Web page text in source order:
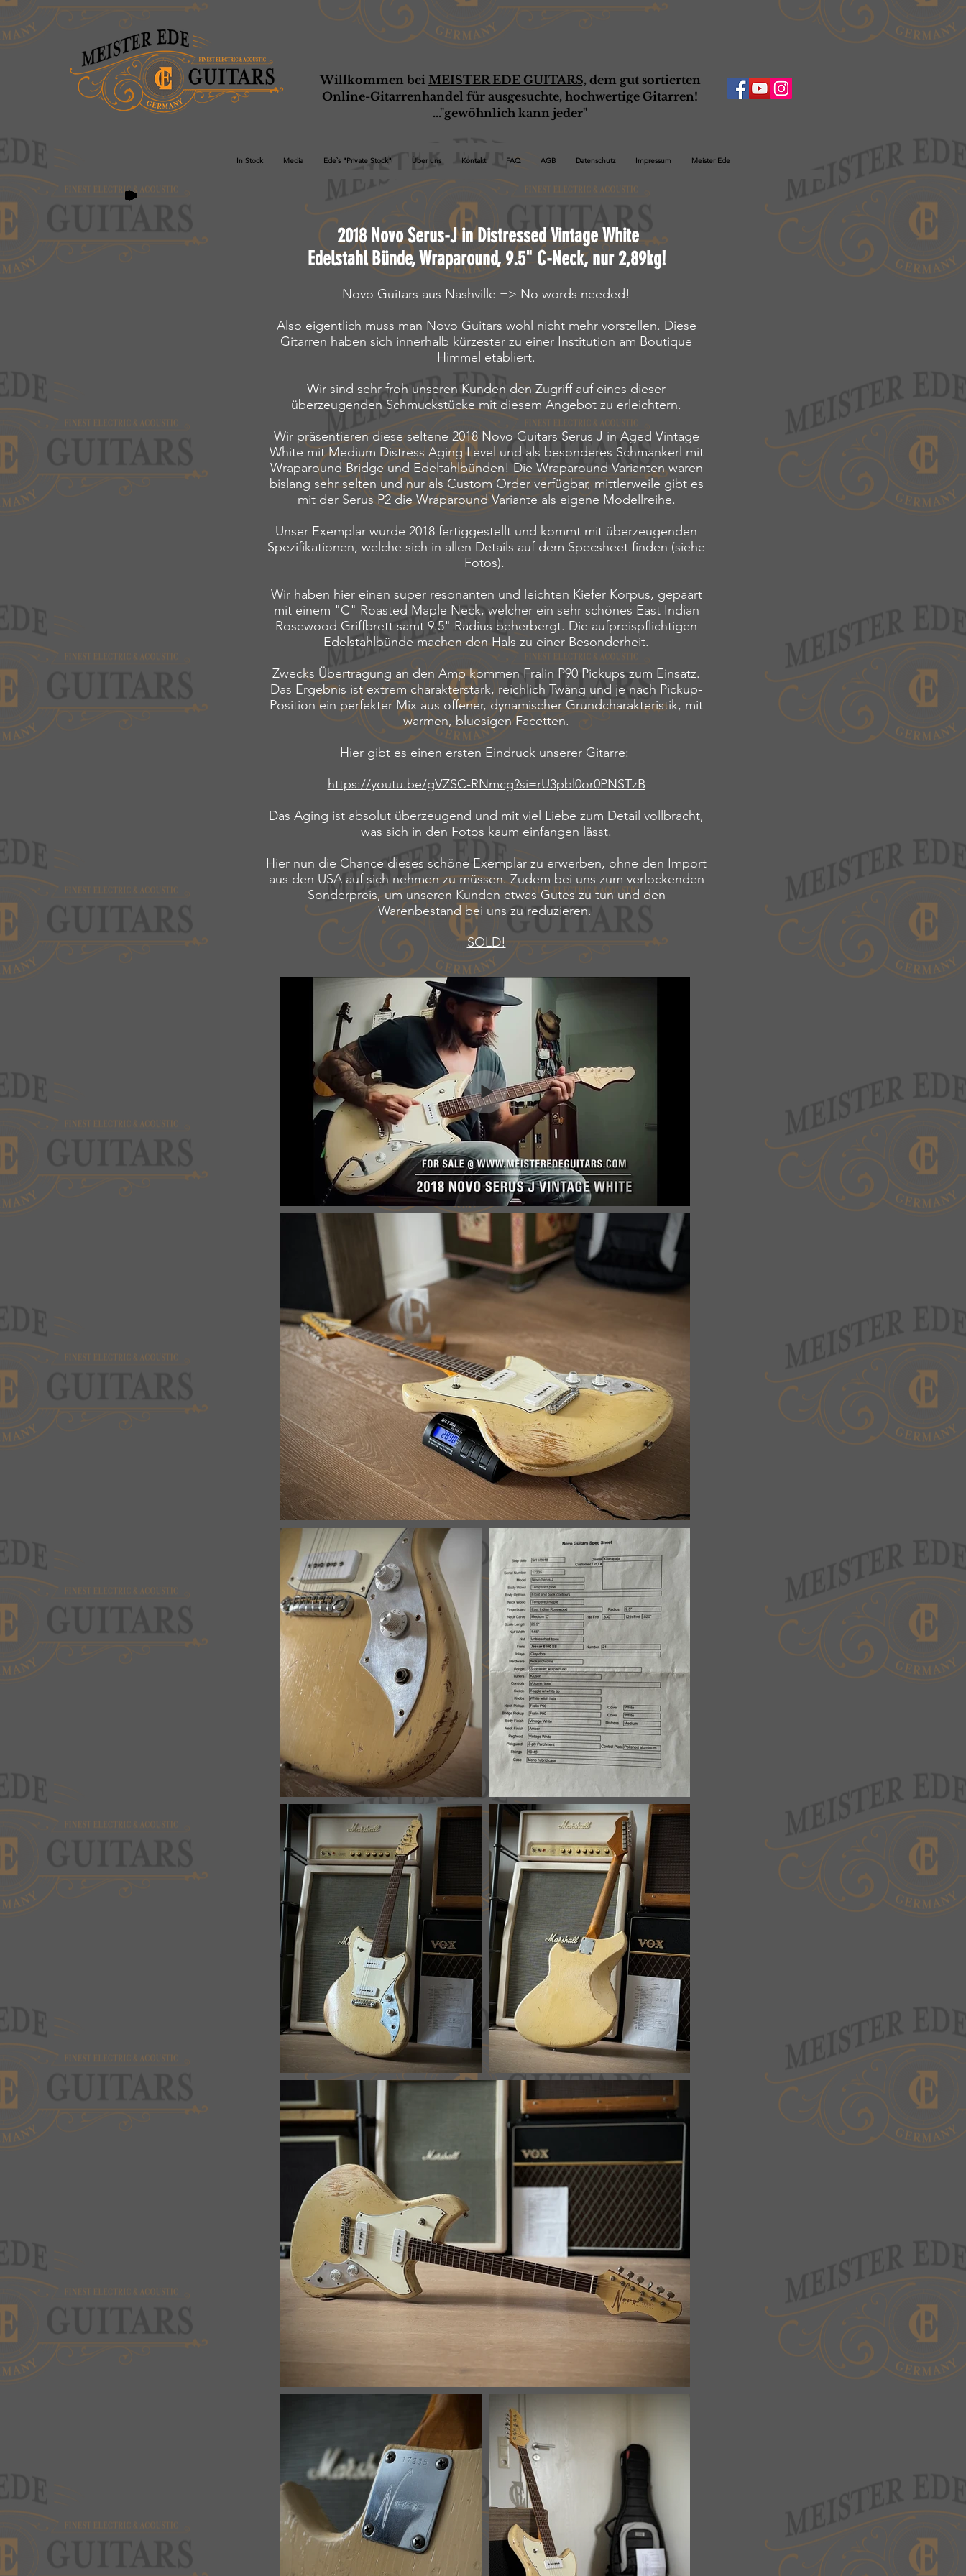
Willkommen bei MEISTER EDE GUITARS, dem gut sortierten
Online-Gitarrenhandel für ausgesuchte, hochwertige Gitarren!
..."gewöhnlich kann jeder"
In Stock Media Ede`s "Private Stock" Über uns Kontakt FAQ AGB Datenschutz Impressum Meister Ede
2018 Novo Serus-J in Distressed Vintage White
Edelstahl Bünde, Wraparound, 9.5" C-Neck, nur 2,89kg!
Novo Guitars aus Nashville => No words needed!
Also eigentlich muss man Novo Guitars wohl nicht mehr vorstellen. Diese
Gitarren haben sich innerhalb kürzester zu einer Institution am Boutique
Himmel etabliert.
Wir sind sehr froh unseren Kunden den Zugriff auf eines dieser
überzeugenden Schmuckstücke mit diesem Angebot zu erleichtern.
Wir präsentieren diese seltene 2018Novo Guitars Serus J in Aged Vintage
White mit Medium Distress Aging Level und als besonderes Schmankerl mit
Wraparound Bridge und Edeltahlbünden! Die Wraparound Varianten waren
bislang sehr selten und nur als Custom Order verfügbar, mittlerweile gibt es
mit der Serus P2 die Wraparound Variante als eigene Modellreihe.
Unser Exemplar wurde 2018 fertiggestellt und kommt mit überzeugenden
Spezifikationen, welche sich in allen Details auf dem Specsheet finden (siehe
Fotos).
Wir haben hier einen super resonanten und leichten Kiefer Korpus, gepaart
mit einem "C" Roasted Maple Neck, welcher ein sehr schönes East Indian
Rosewood Griffbrett samt 9.5" Radius beherbergt. Die aufpreispflichtigen
Edelstahlbünde machen den Hals zu einer Besonderheit.
Zwecks Übertragung an den Amp kommen Fralin P90 Pickups zum Einsatz.
Das Ergebnis ist extrem charakterstark, reichlich Twäng und je nach Pickup-
Position ein perfekter Mix aus offener, dynamischer Grundcharakteristik, mit
warmen, bluesigen Facetten.
Hier gibt es einen ersten Eindruck unserer Gitarre:
https://youtu.be/gVZSC-RNmcg?si=rU3pbl0or0PNSTzB
Das Aging ist absolut überzeugend und mit viel Liebe zum Detail vollbracht,
was sich in den Fotos kaum einfangen lässt.
Hier nun die Chance dieses schöne Exemplar zu erwerben, ohne den Import
aus den USA auf sich nehmen zu müssen. Zudem bei uns zum verlockenden
Sonderpreis, um unseren Kunden etwas Gutes zu tun und den
Warenbestand bei uns zu reduzieren.
SOLD!